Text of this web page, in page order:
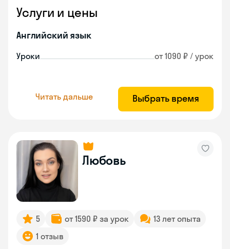
Услуги и цены
Английский язык
Уроки от 1090 ₽ / урок
Читать дальше Выбрать время
Любовь
5 от 1590 ₽ за урок
13 лет опыта
1 отзыв